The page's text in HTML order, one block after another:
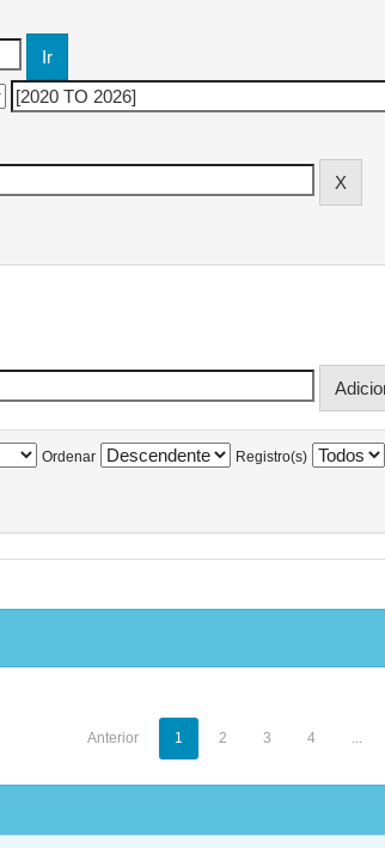
Ordenar Registro(s)
Anterior 1 2 3 4 ...